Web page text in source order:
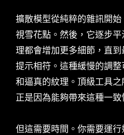
擴散模型從純粹的雜訊開
視雪花點。然後，它逐步
理都會增加更多細節，直
提示相符。這種緩慢的調
和逼真的紋理。頂級工具之
正是因為能夠帶來這種一致
但這需要時間。你需要運